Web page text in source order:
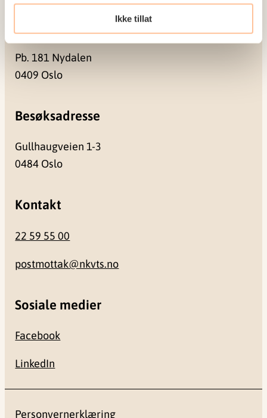
Ikke tillat
Pb. 181 Nydalen
0409 Oslo
Besøksadresse
Gullhaugveien 1-3
0484 Oslo
Kontakt
22 59 55 00
postmottak@nkvts.no
Sosiale medier
Facebook
LinkedIn
Personvernerklæring